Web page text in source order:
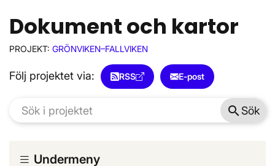
Dokument och kartor
PROJEKT: GRÖNVIKEN–FALLVIKEN
Följ projektet via: RSS E-post
search Sök
Undermeny